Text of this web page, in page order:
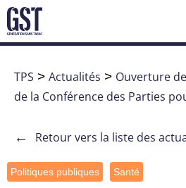
TPS > Actualités > Ouverture
de la Conférence des Parties
← Retour vers la liste des
Politiques publiques Santé